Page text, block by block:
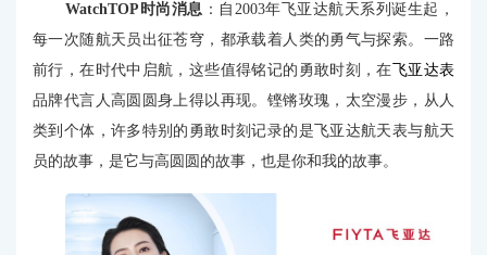
WatchTOP时尚消息 ：自2003年飞亚达航天系列诞生起，
每一次随航天员出征苍穹，都承载着人类的勇气与探索。一路
前行，在时代中启航，这些值得铭记的勇敢时刻，在 飞亚达表
品牌代言人高圆圆身上得以再现。铿锵玫瑰，太空漫步，从人
类到个体，许多特别的勇敢时刻记录的是飞亚达航天表与航天
员的故事，是它与高圆圆的故事，也是你和我的故事。